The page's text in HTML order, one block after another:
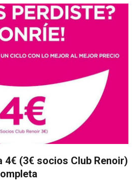
4€ (3€ socios Club Renoir)